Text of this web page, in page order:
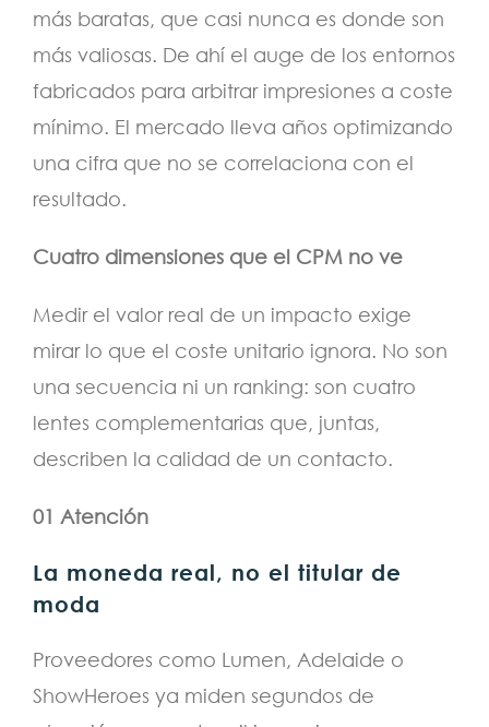
más baratas, que casi nunca es donde son
más valiosas. De ahí el auge de los entornos
fabricados para arbitrar impresiones a coste
mínimo. El mercado lleva años optimizando
una cifra que no se correlaciona con el
resultado.
Cuatro dimensiones que el CPM no ve
Medir el valor real de un impacto exige
mirar lo que el coste unitario ignora. No son
una secuencia ni un ranking: son cuatro
lentes complementarias que, juntas,
describen la calidad de un contacto.
01 Atención
La moneda real, no el titular de
moda
Proveedores como Lumen, Adelaide o
ShowHeroes ya miden segundos de